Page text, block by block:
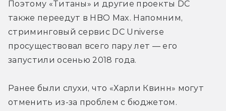
Поэтому «Титаны» и другие проекты DC
также переедут в HBO Max. Напомним,
стриминговый сервис DC Universe
просуществовал всего пару лет — его
запустили осенью 2018 года.
Ранее были слухи, что «Харли Квинн» могут
отменить из-за проблем с бюджетом.